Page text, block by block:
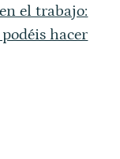
el trabajo:
hacer